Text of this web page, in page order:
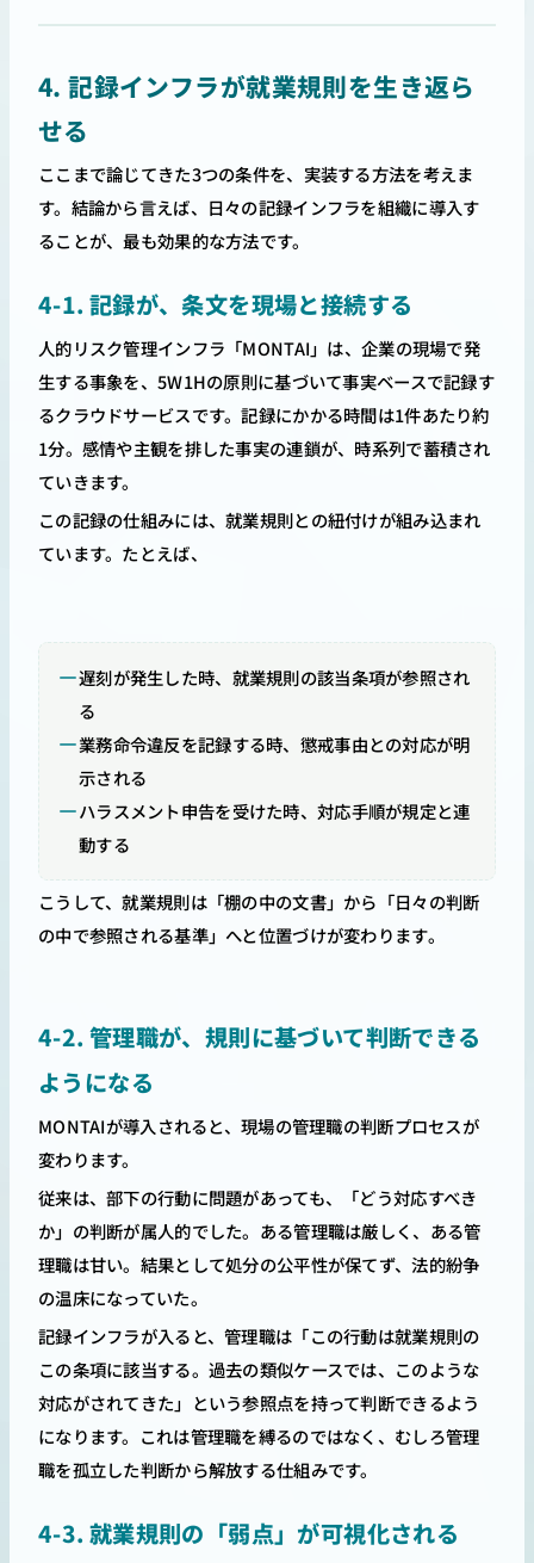
4. 記録インフラが就業規則を生き返ら
せる
ここまで論じてきた3つの条件を、実装する方法を考えま
す。結論から言えば、日々の記録インフラを組織に導入す
ることが、最も効果的な方法です。
4-1. 記録が、条文を現場と接続する
人的リスク管理インフラ「MONTAI」は、企業の現場で発
生する事象を、5W1Hの原則に基づいて事実ベースで記録す
るクラウドサービスです。記録にかかる時間は1件あたり約
1分。感情や主観を排した事実の連鎖が、時系列で蓄積され
ていきます。
この記録の仕組みには、就業規則との紐付けが組み込まれ
ています。たとえば、
遅刻が発生した時、就業規則の該当条項が参照され
る
業務命令違反を記録する時、懲戒事由との対応が明
示される
ハラスメント申告を受けた時、対応手順が規定と連
動する
こうして、就業規則は「棚の中の文書」から「日々の判断
の中で参照される基準」へと位置づけが変わります。
4-2. 管理職が、規則に基づいて判断できる
ようになる
MONTAIが導入されると、現場の管理職の判断プロセスが
変わります。
従来は、部下の行動に問題があっても、「どう対応すべき
か」の判断が属人的でした。ある管理職は厳しく、ある管
理職は甘い。結果として処分の公平性が保てず、法的紛争
の温床になっていた。
記録インフラが入ると、管理職は「この行動は就業規則の
この条項に該当する。過去の類似ケースでは、このような
対応がされてきた」という参照点を持って判断できるよう
になります。これは管理職を縛るのではなく、むしろ管理
職を孤立した判断から解放する仕組みです。
4-3. 就業規則の「弱点」が可視化される